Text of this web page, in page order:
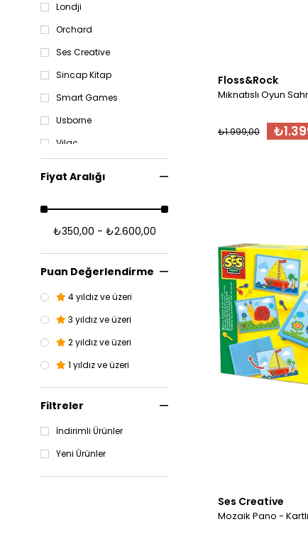
Londji
Orchard
Ses Creative
Sincap Kitap
Smart Games
Usborne
Vilac
Fiyat Aralığı
₺350,00 - ₺2.600,00
Puan Değerlendirme
4 yıldız ve üzeri
3 yıldız ve üzeri
2 yıldız ve üzeri
1 yıldız ve üzeri
Filtreler
İndirimli Ürünler
Yeni Ürünler
Floss&Rock
Mıknatıslı Oyun
₺1.999,00
Ses Creative
Mozaik Pano - Kartlı